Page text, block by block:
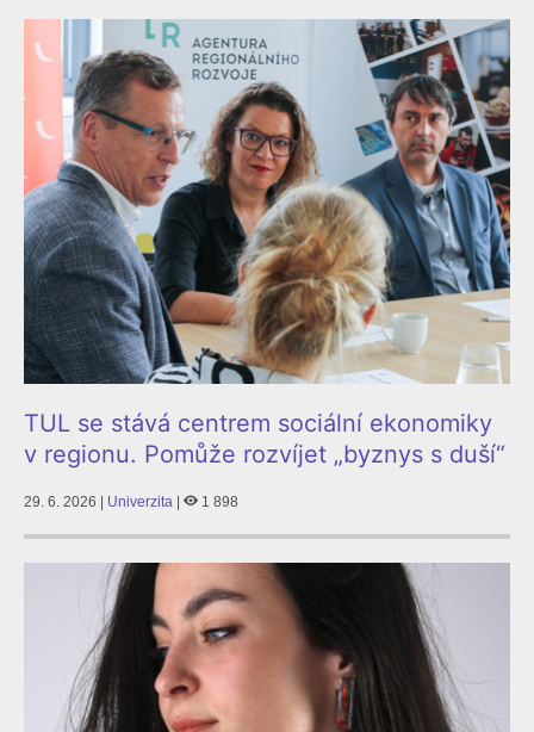
TUL se stává centrem sociální ekonomiky
v regionu. Pomůže rozvíjet „byznys s duší“
29. 6. 2026 | Univerzita | 1 898